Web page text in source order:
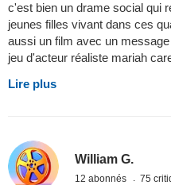
c'est bien un drame social qui
jeunes filles vivant dans ces
aussi un film avec un
jeu d'acteur réaliste mariah
Lire plus
William G.
12 abonnés 75